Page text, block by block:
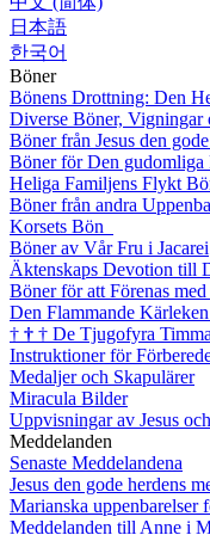
日本語
한국어
Böner
Bönens Drottning: Den
Diverse Böner, Vigningar
Böner från Jesus den
Böner för Den gudomliga
Heliga Familjens Flykt
Böner från andra
Korsets Bön
Böner av Vår Fru i Jacarei
Äktenskaps Devotion till
Böner för att Förenas
Den Flammande
† † † De Tjugofyra
Instruktioner för
Medaljer och Skapulärer
Miracula Bilder
Uppvisningar av Jesus
Meddelanden
Senaste Meddelandena
Jesus den gode herdens
Marianska uppenbarelser
Meddelanden till Anne i